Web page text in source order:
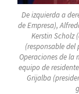
De izquierda a
de Empresa),
Kerstin Scholz
(responsable del
Operaciones de la
equipo de
Grijalba